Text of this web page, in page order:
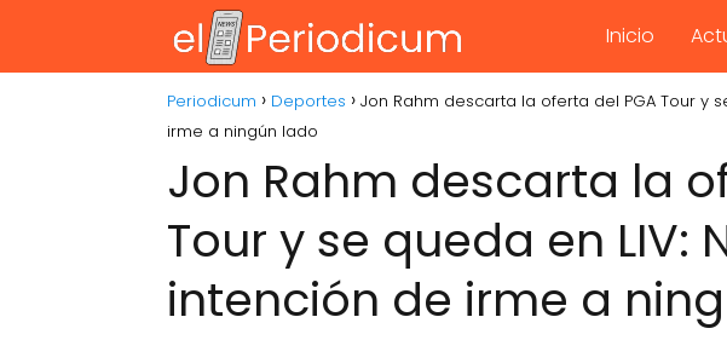
Inicio
Periodicum Deportes
Jon Rahm descarta la oferta del PGA Tour y
irme a ningún lado
Jon Rahm descarta la
Tour y se queda en LIV:
intención de irme a